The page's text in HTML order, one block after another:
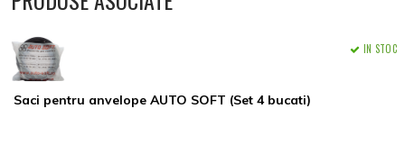
Saci pentru anvelope AUTO SOFT (Set 4 bucati)
IN STOC